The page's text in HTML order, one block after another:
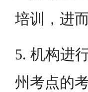
培训，进
5. 机构进
州考点的